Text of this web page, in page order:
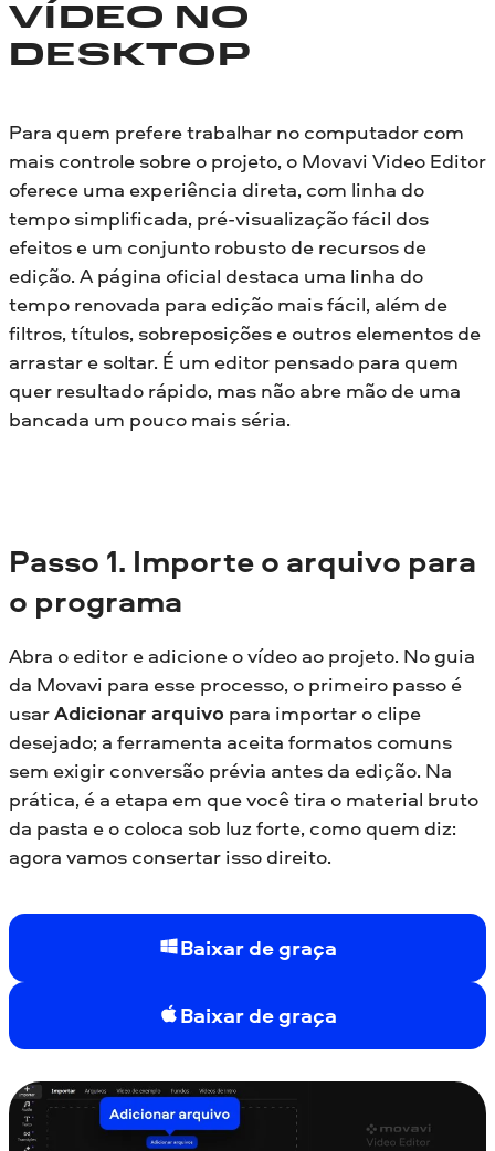
VÍDEO NO
DESKTOP
Para quem prefere trabalhar no computador com
mais controle sobre o projeto, o Movavi Video Editor
oferece uma experiência direta, com linha do
tempo simplificada, pré-visualização fácil dos
efeitos e um conjunto robusto de recursos de
edição. A página oficial destaca uma linha do
tempo renovada para edição mais fácil, além de
filtros, títulos, sobreposições e outros elementos de
arrastar e soltar. É um editor pensado para quem
quer resultado rápido, mas não abre mão de uma
bancada um pouco mais séria.
Passo 1. Importe o arquivo para
o programa
Abra o editor e adicione o vídeo ao projeto. No guia
da Movavi para esse processo, o primeiro passo é
usarAdicionar arquivo para importar o clipe
desejado; a ferramenta aceita formatos comuns
sem exigir conversão prévia antes da edição. Na
prática, é a etapa em que você tira o material bruto
da pasta e o coloca sob luz forte, como quem diz:
agora vamos consertar isso direito.
Baixar de graça
Baixar de graça